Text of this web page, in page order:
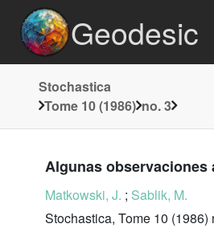
Geodesic
Stochastica
Tome 10 (1986) no. 3
Algunas observaciones
Matkowski, J. ; Sablik, M.
Stochastica, Tome 10 (1986)